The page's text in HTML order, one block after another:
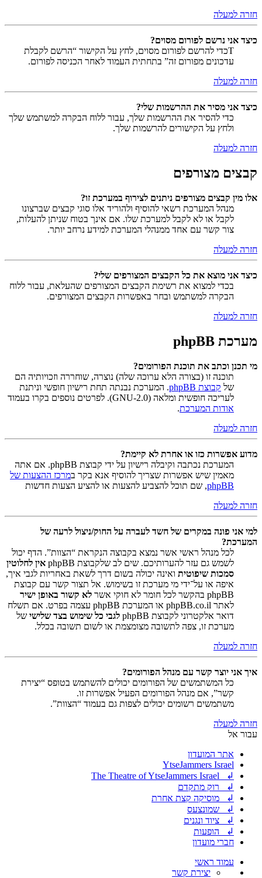
חזרה למעלה
כיצד אני נרשם לפורום מסוים?
Tכדי להרשם לפורום מסוים, לחץ על הקישור “הרשם לקבלת
עדכונים מפורום זה” בתחתית העמוד לאחר הכניסה לפורום.
חזרה למעלה
כיצד אני מסיר את ההרשמות שלי?
כדי להסיר את ההרשמות שלך, עבור ללוח הבקרה למשתמש שלך
ולחץ על הקישורים להרשמות שלך.
חזרה למעלה
קבצים מצורפים
אלו מין קבצים מצורפים ניתנים לצירוף במערכת זו?
מנהל המערכת רשאי להוסיף ולהוריד אלו סוגי קבצים שברצונו
לקבל או לא לקבל למערכת שלו. אם אינך בטוח שניתן להעלות,
צור קשר עם אחד ממנהלי המערכת למידע נרחב יותר.
חזרה למעלה
כיצד אני מוצא את כל הקבצים המצורפים שלי?
בכדי למצוא את רשימת הקבצים המצורפים שהעלאת, עבור ללוח
הבקרה למשתמש ובחר באפשרות הקבצים המצורפים.
חזרה למעלה
מערכת phpBB
מי תכנן וכתב את תוכנת הפורומים?
תוכנה זו (בצורה הלא ערוכה שלה) נוצרה, שוחררה וזכויותיה הם
של קבוצת phpBB
. המערכת נבנתה תחת רישיון חופשי וניתנת
לעריכה חופשית ומלאה (GNU-2.0). לפרטים נוספים בקרו בעמוד
אודות המערכת.
חזרה למעלה
מדוע אפשרות כזו או אחרת לא קיימת?
המערכת נכתבה וקיבלה רישיון על ידי קבוצת phpBB. אם אתה
מאמין שיש אפשרות שצריך להוסיף אנא בקר במרכז ההצעות של
phpBB, שם תוכל להצביע להצעות או להציע הצעות חדשות
חזרה למעלה
למי אני פונה במקרים של חשד לעברה על החוק/ניצול לרעה של
המערכת?
לכל מנהל ראשי אשר נמצא בקבוצה הנקראת “הצוות”. הדף יכול
לשמש גם עזר להערותיכם. שים לב שלקבוצת phpBB
אין לחלוטין
סמכות שיפוטית ואינה יכולה בשום דרך לשאת באחריות לגבי איך,
איפה או על־ידי מי מערכת זו בשימוש. אל תצור קשר עם קבוצת
phpBB בהקשר לכל חומר לא חוקי אשר
לא קשור באופן ישיר
לאתר phpBB.co.il או המערכת phpBB עצמה בפרט. אם תשלח
דואר אלקטרוני לקבוצת phpBB
לגבי כל שימוש בצד שלישי של
מערכת זו, צפה לתשובה מצומצמת או לשום תשובה בכלל.
חזרה למעלה
איך אני יוצר קשר עם מנהל הפורומים?
כל המשתמשים של הפורומים יכולים להשתמש בטופס “יצירת
קשר”, אם מנהל הפורומים הפעיל אפשרות זו.
משתמשים רשומים יכולים לצפות גם בעמוד “הצוות”.
חזרה למעלה
עבור אל
אתר המועדון
YtseJammers Israel
↲ The Theatre of YtseJammers Israel
↲ רוק מתקדם
↲ מוסיקה קצת אחרת
↲ שמונצעס
↲ ציוד ונגנים
↲ הופעות
חברי מועדון
עמוד ראשי
יצירת קשר